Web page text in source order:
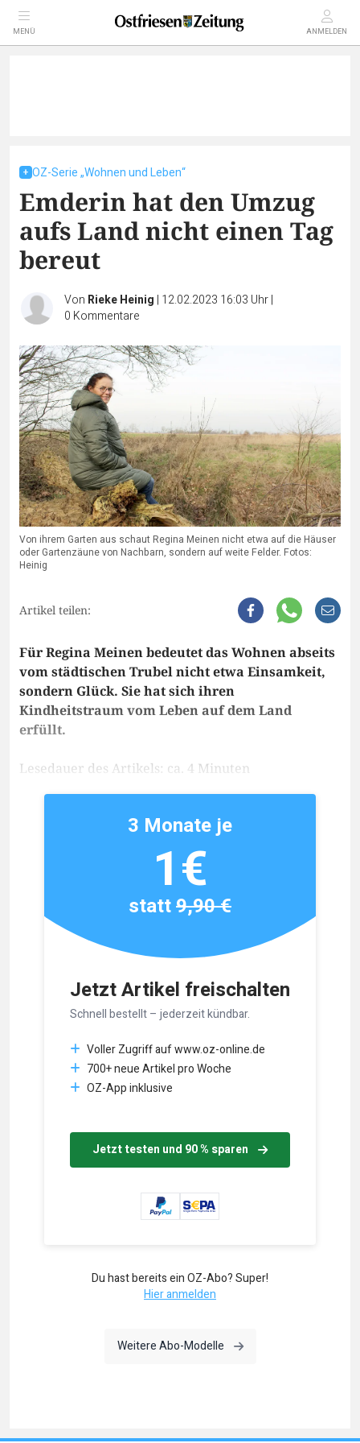
MENÜ ANMELDEN
OZ-Serie „Wohnen und Leben“
Emderin hat den Umzug
aufs Land nicht einen Tag
bereut
Von Rieke Heinig | 12.02.2023 16:03 Uhr|
0 Kommentare
Von ihrem Garten aus schaut Regina Meinen nicht etwa auf die Häuser
oder Gartenzäune von Nachbarn, sondern auf weite Felder. Fotos:
Heinig
Artikel teilen:
Für Regina Meinen bedeutet das Wohnen abseits
vom städtischen Trubel nicht etwa Einsamkeit,
sondern Glück. Sie hat sich ihren
Kindheitstraum vom Leben auf dem Land
erfüllt.
Lesedauer des Artikels: ca. 4 Minuten
Jetzt Artikel freischalten
Schnell bestellt – jederzeit kündbar.
Voller Zugriff auf www.oz-online.de
700+ neue Artikel pro Woche
OZ-App inklusive
Jetzt testen und 90 % sparen
3 Monate je
1€
statt9,90 €
Du hast bereits ein OZ-Abo? Super!
Hier anmelden
Weitere Abo-Modelle